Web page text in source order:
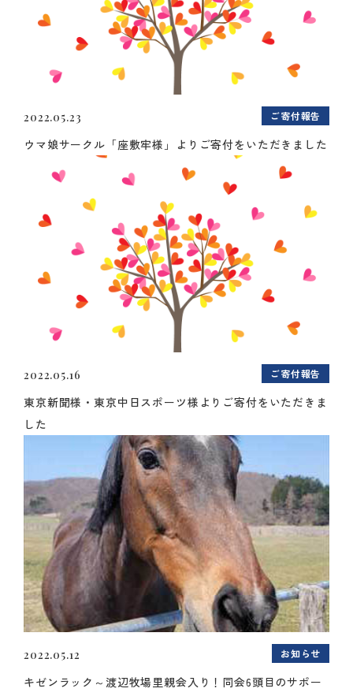
2022.05.23 ご寄付報告
ウマ娘サークル「座敷牢様」よりご寄付をいただきました
2022.05.16 ご寄付報告
東京新聞様・東京中日スポーツ様よりご寄付をいただきま
した
2022.05.12 お知らせ
キゼンラック～渡辺牧場里親会入り！同会6頭目のサポー